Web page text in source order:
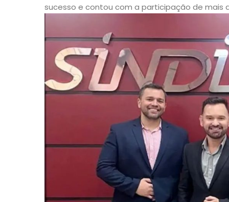
sucesso e contou com a participação de mais